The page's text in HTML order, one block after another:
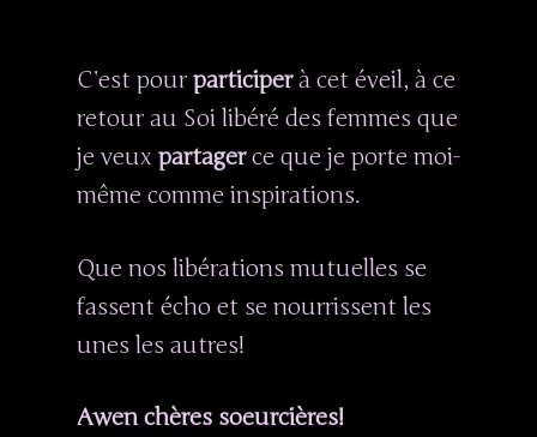
C’est pour participerà cet éveil, à ce
retour au Soi libéré des femmes que
je veux partagerce que je porte moi-
même comme inspirations.
Que nos libérations mutuelles se
fassent écho et se nourrissent les
unes les autres!
Awen chères soeurcières!